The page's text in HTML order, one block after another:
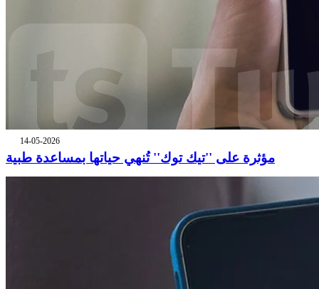
14-05-2026
مؤثرة على ''تيك توك'' تُنهي حياتها بمساعدة طبية